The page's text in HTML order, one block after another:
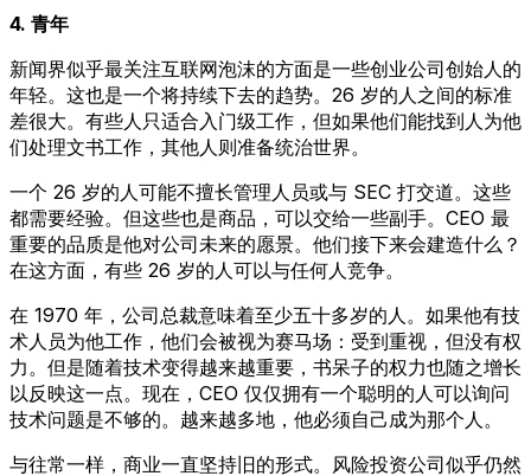
4. 青年
新闻界似乎最关注互联网泡沫的方面是一些创业公司创始人的
年轻。这也是一个将持续下去的趋势。26 岁的人之间的标准
差很大。有些人只适合入门级工作，但如果他们能找到人为他
们处理文书工作，其他人则准备统治世界。
一个 26 岁的人可能不擅长管理人员或与 SEC 打交道。这些
都需要经验。但这些也是商品，可以交给一些副手。CEO 最
重要的品质是他对公司未来的愿景。他们接下来会建造什么？
在这方面，有些 26 岁的人可以与任何人竞争。
在 1970 年，公司总裁意味着至少五十多岁的人。如果他有技
术人员为他工作，他们会被视为赛马场：受到重视，但没有权
力。但是随着技术变得越来越重要，书呆子的权力也随之增长
以反映这一点。现在，CEO 仅仅拥有一个聪明的人可以询问
技术问题是不够的。越来越多地，他必须自己成为那个人。
与往常一样，商业一直坚持旧的形式。风险投资公司似乎仍然